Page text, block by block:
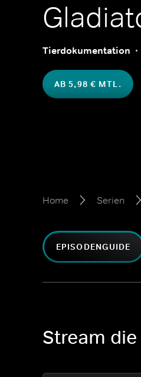
Tierdokumentation
AB 5,98 € MTL.
Home Serien
EPISODENGUIDE
Stream